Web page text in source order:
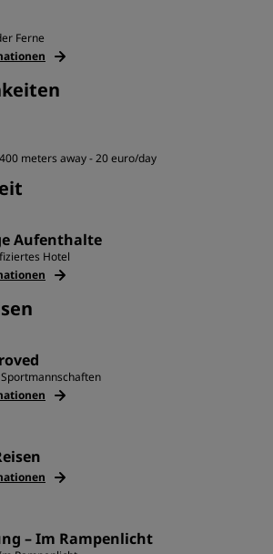
Ferne
meters away - 20 euro/day
Aufenthalte
Hotel
– Im Rampenlicht